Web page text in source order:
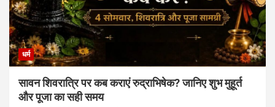
धर्म
सावन शिवरात्रि पर कब कराएं रुद्राभिषेक? जानिए शुभ मुहूर्त
और पूजा का सही समय